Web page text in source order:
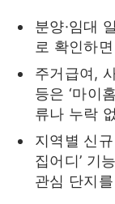
분양·임대
로 확인하
주거급여,
등은 ‘마이
류나 누락
지역별 신
집어디’ 기
관심 단지